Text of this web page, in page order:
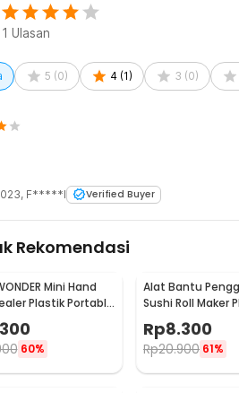
desain hanya berlaku sebelum proses
1 Ulasan
5 (0) 4 (1) 3 (0)
, F*****l Verified Buyer
Rekomendasi
Mini Hand
Plastik Portable
AA - LX2000A
60%
Alat Bantu
Sushi Roll Maker
22x20.5x0.1cm -
Rp8.300
Rp20.900 61%